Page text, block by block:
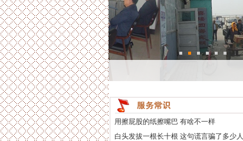
用擦屁股的纸擦嘴巴 有啥不一样
白头发拔一根长十根 这句谎言骗了多少人